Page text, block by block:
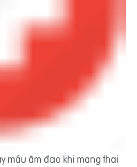
máu âm đạo khi mang thai